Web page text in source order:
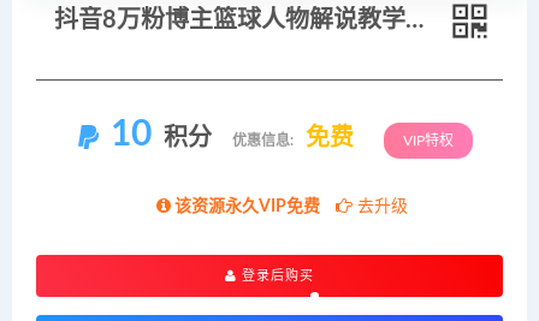
抖音8万粉博主篮球人物解说教学，文案剪辑全套实操，玩转伙伴计划精选单日收益破千
10 积分 优惠信息: 免费 VIP特权
该资源永久VIP免费 去升级
登录后购买